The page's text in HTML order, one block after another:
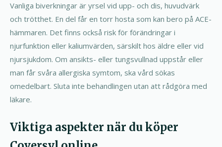
Vanliga biverkningar är yrsel vid upp- och dis, huvudvärk
och trötthet. En del får en torr hosta som kan bero på ACE-
hämmaren. Det finns också risk för förändringar i
njurfunktion eller kaliumvärden, särskilt hos äldre eller vid
njursjukdom. Om ansikts- eller tungsvullnad uppstår eller
man får svåra allergiska symtom, ska vård sökas
omedelbart. Sluta inte behandlingen utan att rådgöra med
läkare.
Viktiga aspekter när du köper